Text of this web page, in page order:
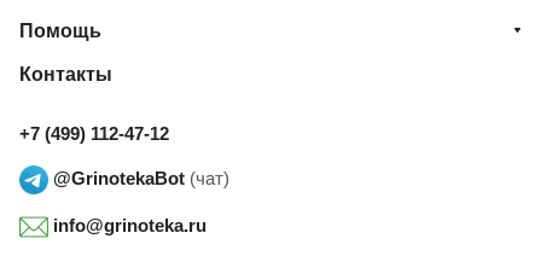
Помощь
Контакты
+7 (499) 112-47-12
@GrinotekaBot (чат)
info@grinoteka.ru